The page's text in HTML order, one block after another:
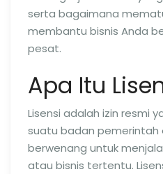
serta bagaimana
membantu bisnis Anda
pesat.
Apa Itu
Lisensi adalah izin resmi
suatu badan
berwenang untuk
atau bisnis tertentu.